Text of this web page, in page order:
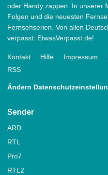
oder Handy zappen. In unserer
Folgen und die neuesten
Fernsehserien. Von allen
verpasst: EtwasVerpasst.de!
Kontakt Hilfe Impressum
RSS
Ändern
Sender
ARD
RTL
Pro7
RTL2